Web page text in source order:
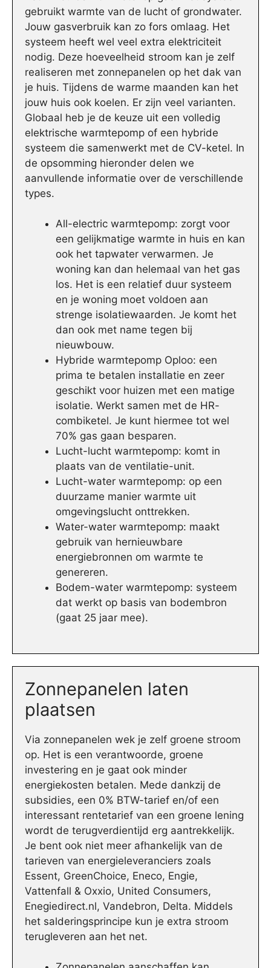
gebruikt warmte van de lucht of grondwater.
Jouw gasverbruik kan zo fors omlaag. Het
systeem heeft wel veel extra elektriciteit
nodig. Deze hoeveelheid stroom kan je zelf
realiseren met zonnepanelen op het dak van
je huis. Tijdens de warme maanden kan het
jouw huis ook koelen. Er zijn veel varianten.
Globaal heb je de keuze uit een volledig
elektrische warmtepomp of een hybride
systeem die samenwerkt met de CV-ketel. In
de opsomming hieronder delen we
aanvullende informatie over de verschillende
types.
All-electric warmtepomp: zorgt voor
een gelijkmatige warmte in huis en kan
ook het tapwater verwarmen. Je
woning kan dan helemaal van het gas
los. Het is een relatief duur systeem
en je woning moet voldoen aan
strenge isolatiewaarden. Je komt het
dan ook met name tegen bij
nieuwbouw.
Hybride warmtepomp Oploo: een
prima te betalen installatie en zeer
geschikt voor huizen met een matige
isolatie. Werkt samen met de HR-
combiketel. Je kunt hiermee tot wel
70% gas gaan besparen.
Lucht-lucht warmtepomp: komt in
plaats van de ventilatie-unit.
Lucht-water warmtepomp: op een
duurzame manier warmte uit
omgevingslucht onttrekken.
Water-water warmtepomp: maakt
gebruik van hernieuwbare
energiebronnen om warmte te
genereren.
Bodem-water warmtepomp: systeem
dat werkt op basis van bodembron
(gaat 25 jaar mee).
Zonnepanelen laten
plaatsen
Via zonnepanelen wek je zelf groene stroom
op. Het is een verantwoorde, groene
investering en je gaat ook minder
energiekosten betalen. Mede dankzij de
subsidies, een 0% BTW-tarief en/of een
interessant rentetarief van een groene lening
wordt de terugverdientijd erg aantrekkelijk.
Je bent ook niet meer afhankelijk van de
tarieven van energieleveranciers zoals
Essent, GreenChoice, Eneco, Engie,
Vattenfall & Oxxio, United Consumers,
Enegiedirect.nl, Vandebron, Delta. Middels
het salderingsprincipe kun je extra stroom
terugleveren aan het net.